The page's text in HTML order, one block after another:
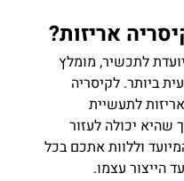
אריזות?
לתכשיר, מומלץ
ביותר. לקיסריה
לתעשיית
שהיא יכולה לעזור
וללוות אתכם בכל
הייצור עצמו.